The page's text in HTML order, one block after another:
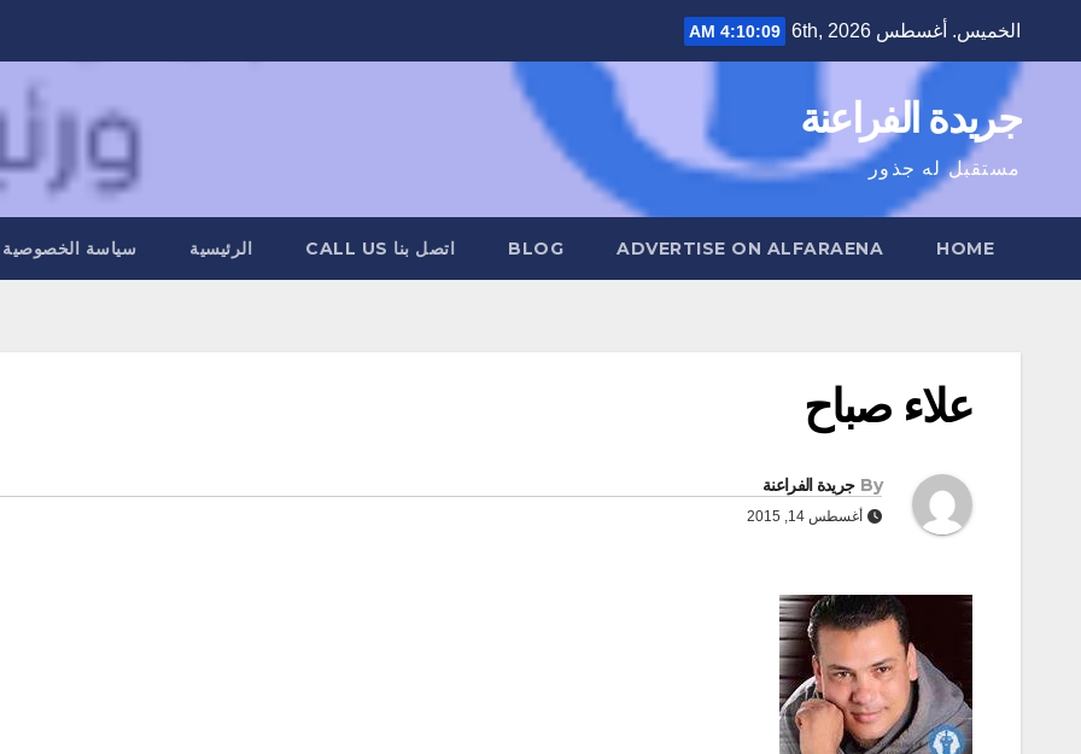
الخميس. أغسطس 6th, 2026 4:10:10 AM
جريدة الفراعنة
مستقبل له جذور
HOME
ADVERTISE ON ALFARAENA
BLOG اتصل بنا CALL US الرئيسية سياسة الخصوصية
علاء صباح
By جريدة الفراعنة
أغسطس 14, 2015